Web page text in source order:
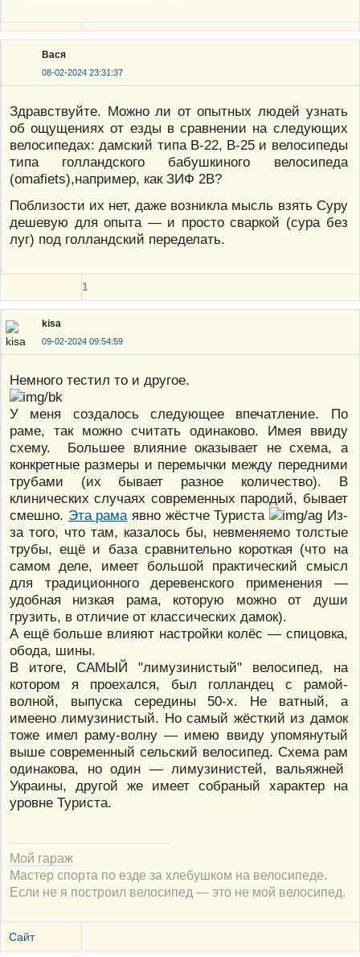
Вася
08-02-2024 23:31:37
Здравствуйте. Можно ли от опытных людей узнать
об ощущениях от езды в сравнении на следующих
велосипедах: дамский типа В-22, В-25 и велосипеды
типа голландского бабушкиного велосипеда
(omafiets),например, как ЗИФ 2В?
Поблизости их нет, даже возникла мысль взять Суру
дешевую для опыта — и просто сваркой (сура без
луг) под голландский переделать.
1
kisa
09-02-2024 09:54:59
Немного тестил то и другое.
У меня создалось следующее впечатление. По
раме, так можно считать одинаково. Имея ввиду
схему. Большее влияние оказывает не схема, а
конкретные размеры и перемычки между передними
трубами (их бывает разное количество). В
клинических случаях современных пародий, бывает
смешно. Эта рама явно жёстче Туриста
Из-
за того, что там, казалось бы, невменяемо толстые
трубы, ещё и база сравнительно короткая (что на
самом деле, имеет большой практический смысл
для традиционного деревенского применения —
удобная низкая рама, которую можно от души
грузить, в отличие от классических дамок).
А ещё больше влияют настройки колёс — спицовка,
обода, шины.
В итоге, САМЫЙ "лимузинистый" велосипед, на
котором я проехался, был голландец с рамой-
волной, выпуска середины 50-х. Не ватный, а
имеено лимузинистый. Но самый жёсткий из дамок
тоже имел раму-волну — имею ввиду упомянутый
выше современный сельский велосипед. Схема рам
одинакова, но один — лимузинистей, вальяжней
Украины, другой же имеет собраный характер на
уровне Туриста.
Мой гараж
Мастер спорта по езде за хлебушком на велосипеде.
Если не я построил велосипед — это не мой велосипед.
Сайт